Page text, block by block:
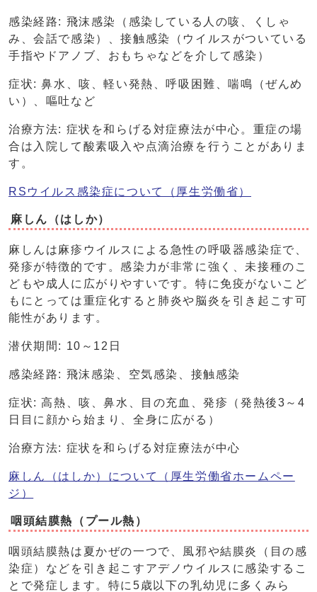
感染経路: 飛沫感染（感染している人の咳、くしゃ
み、会話で感染）、接触感染（ウイルスがついている
手指やドアノブ、おもちゃなどを介して感染）
症状: 鼻水、咳、軽い発熱、呼吸困難、喘鳴（ぜんめ
い）、嘔吐など
治療方法: 症状を和らげる対症療法が中心。重症の場
合は入院して酸素吸入や点滴治療を行うことがありま
す。
RSウイルス感染症について（厚生労働省）
麻しん（はしか）
麻しんは麻疹ウイルスによる急性の呼吸器感染症で、
発疹が特徴的です。感染力が非常に強く、未接種のこ
どもや成人に広がりやすいです。特に免疫がないこど
もにとっては重症化すると肺炎や脳炎を引き起こす可
能性があります。
潜伏期間: 10～12日
感染経路: 飛沫感染、空気感染、接触感染
症状: 高熱、咳、鼻水、目の充血、発疹（発熱後3～4
日目に顔から始まり、全身に広がる）
治療方法: 症状を和らげる対症療法が中心
麻しん（はしか）について（厚生労働省ホームペー
ジ）
咽頭結膜熱（プール熱）
咽頭結膜熱は夏かぜの一つで、風邪や結膜炎（目の感
染症）などを引き起こすアデノウイルスに感染するこ
とで発症します。特に5歳以下の乳幼児に多くみら